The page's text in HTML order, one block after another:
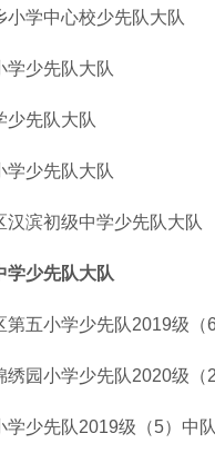
小学中心校少先队大队
学少先队大队
少先队大队
学少先队大队
汉滨初级中学少先队大队
学少先队大队
第五小学少先队2019级（
绣园小学少先队2020级（
学少先队2019级（5）中队